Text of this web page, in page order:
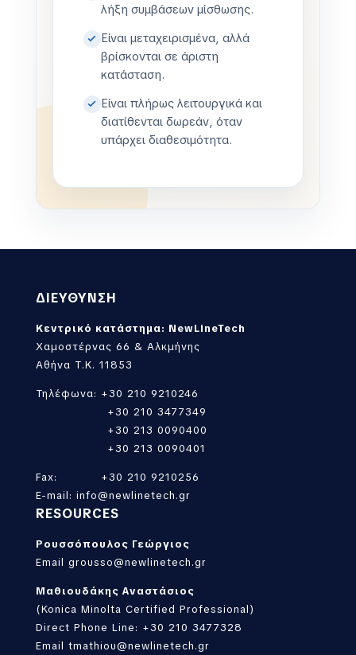
λήξη συμβάσεων μίσθωσης.
Είναι μεταχειρισμένα, αλλά
βρίσκονται σε άριστη
κατάσταση.
Είναι πλήρως λειτουργικά και
διατίθενται δωρεάν, όταν
υπάρχει διαθεσιμότητα.
ΔΙΕΥΘΥΝΣΗ
Κεντρικό κατάστημα: NewLineTech
Χαμοστέρνας 66 & Αλκμήνης
Αθήνα Τ.Κ. 11853
Τηλέφωνα: +30 210 9210246
+30 210 3477349
+30 213 0090400
+30 213 0090401
Fax: +30 210 9210256
E-mail: info@newlinetech.gr
RESOURCES
Ρουσσόπουλος Γεώργιος
Email grousso@newlinetech.gr
Μαθιουδάκης Αναστάσιος
(Konica Minolta Certified Professional)
Direct Phone Line: +30 210 3477328
Email tmathiou@newlinetech.gr